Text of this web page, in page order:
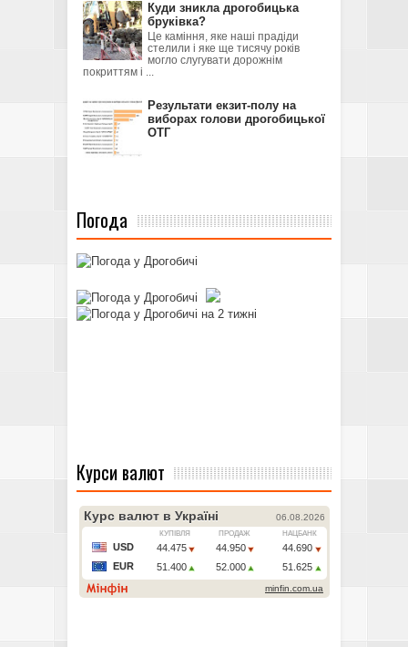
Куди зникла дрогобицька
бруківка?
Це каміння, яке наші прадіди
стелили і яке ще тисячу років
могло слугувати дорожнім
покриттям і ...
Результати екзит-полу на
виборах голови дрогобицької
ОТГ
Погода
Курси валют